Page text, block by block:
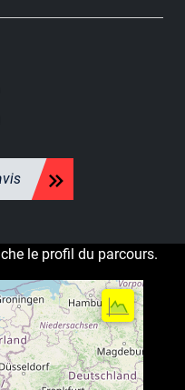
le profil du parcours.